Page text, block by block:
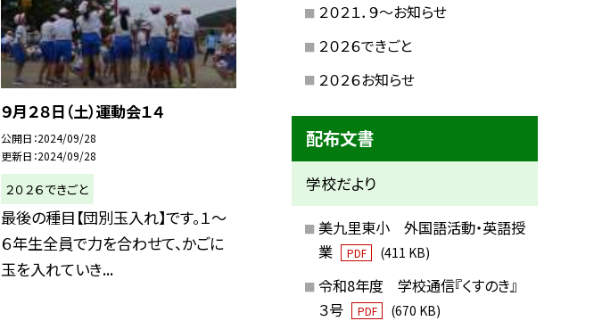
９月２８日（土）運動会１４
公開日 2024/09/28
更新日 2024/09/28
２０２６できごと
最後の種目【団別玉入れ】です。１〜
６年生全員で力を合わせて、かごに
玉を入れていき...
２０２１．９〜お知らせ
２０２６できごと
２０２６お知らせ
配布文書
学校だより
美九里東小 外国語活動・英語授
業
PDF (411 KB)
令和8年度 学校通信『くすのき』
３号
PDF (670 KB)